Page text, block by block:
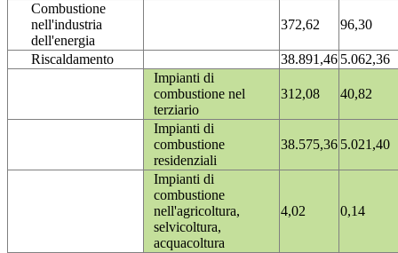
Combustione
nell'industria
dell'energia
372,62 96,30
Riscaldamento 38.891,46 5.062,36
Impianti di
combustione nel
terziario
312,08 40,82
Impianti di
combustione
residenziali
38.575,36 5.021,40
Impianti di
combustione
nell'agricoltura,
selvicoltura,
acquacoltura
4,02 0,14